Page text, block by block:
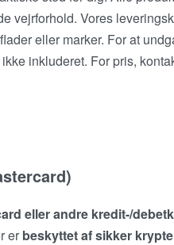
vejrforhold. Vores
eller marker. For at
inkluderet. For pris,
eller andre kredit-/
er beskyttet af sikker